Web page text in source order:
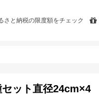
さと納税の限度額をチェック
ット直径24cm×4